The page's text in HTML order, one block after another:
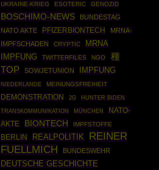
UKRAINE-KRIEG ESOTERIC GENOZID
BOSCHIMO-NEWS
BUNDESTAG
NATO AKTE
PFIZERBIONTECH
MRNA-
IMPFSCHADEN
CRYPTIC
MRNA
IMPFUNG
TWITTERFILES NGO
種
TOP
SOWJETUNION IMPFUNG
NIEDERLANDE MEINUNGSFREIHEIT
DEMONSTRATION 2G HUNTER BIDEN
TRANSKOMMUNIKATION MÜNCHEN
NATO-
AKTE
BIONTECH IMPFSTOFFE
BERLIN REALPOLITIK
REINER
FUELLMICH
BUNDESWEHR
DEUTSCHE GESCHICHTE